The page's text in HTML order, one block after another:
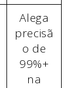
Alega
precisã
o de
99%+
na